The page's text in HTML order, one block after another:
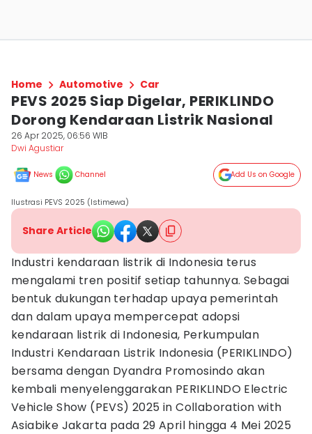
Home Automotive Car
PEVS 2025 Siap Digelar, PERIKLINDO
Dorong Kendaraan Listrik Nasional
26 Apr 2025, 06:56 WIB
Dwi Agustiar
News Channel Add Us on Google
Ilustrasi PEVS 2025 (Istimewa)
Share Article
Industri kendaraan listrik di Indonesia terus
mengalami tren positif setiap tahunnya. Sebagai
bentuk dukungan terhadap upaya pemerintah
dan dalam upaya mempercepat adopsi
kendaraan listrik di Indonesia, Perkumpulan
Industri Kendaraan Listrik Indonesia (PERIKLINDO)
bersama dengan Dyandra Promosindo akan
kembali menyelenggarakan PERIKLINDO Electric
Vehicle Show (PEVS) 2025 in Collaboration with
Asiabike Jakarta pada 29 April hingga 4 Mei 2025